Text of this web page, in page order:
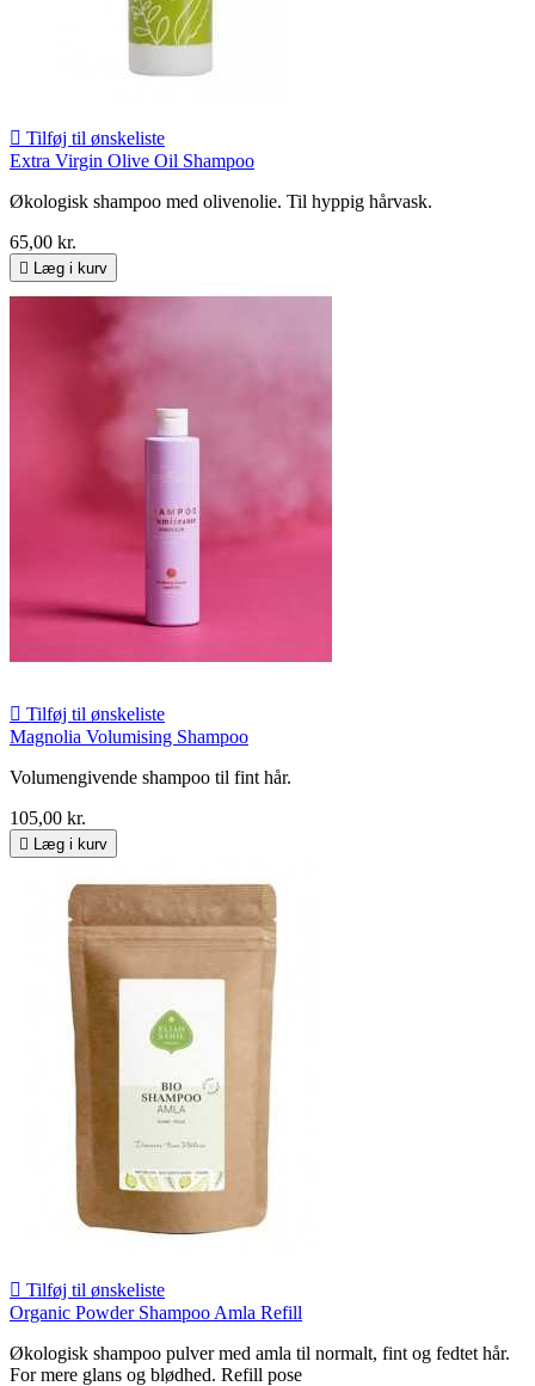
 Tilføj til ønskeliste
Extra Virgin Olive Oil Shampoo
Økologisk shampoo med olivenolie. Til hyppig hårvask.
65,00 kr.
 Læg i kurv
 Tilføj til ønskeliste
Magnolia Volumising Shampoo
Volumengivende shampoo til fint hår.
105,00 kr.
 Læg i kurv
 Tilføj til ønskeliste
Organic Powder Shampoo Amla Refill
Økologisk shampoo pulver med amla til normalt, fint og fedtet hår.
For mere glans og blødhed. Refill pose